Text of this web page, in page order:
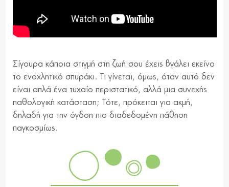
Σίγουρα κάποια στιγμή στη ζωή σου έχεις βγάλει εκείνο
το ενοχλητικό σπυράκι. Τι γίνεται, όμως, όταν αυτό δεν
είναι απλά ένα τυχαίο περιστατικό, αλλά μια συνεχής
παθολογική κατάσταση; Τότε, πρόκειται για ακμή,
δηλαδή για την όγδοη πιο διαδεδομένη πάθηση
παγκοσμίως.